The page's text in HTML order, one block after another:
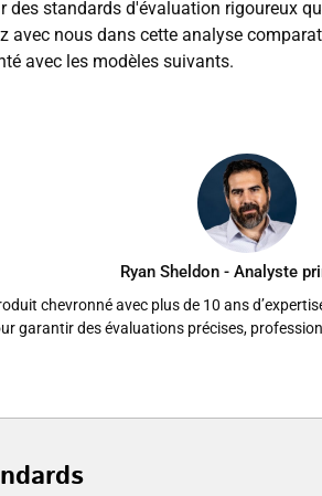
des standards d'évaluation rigoureux
avec nous dans cette analyse
avec les modèles suivants.
Ryan Sheldon - Analyste
chevronné avec plus de 10 ans
garantir des évaluations précises,